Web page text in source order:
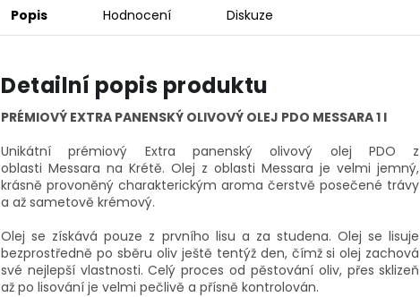
Popis Hodnocení Diskuze
Detailní popis produktu
PRÉMIOVÝ EXTRA PANENSKÝ OLIVOVÝ OLEJ PDO MESSARA 1 l
Unikátní prémiový Extra panenský olivový olej PDO z
oblasti Messara na Krétě. Olej z oblasti Messara je velmi jemný,
krásně provoněný charakterickým aroma čerstvě posečené trávy
a až sametově krémový.
Olej se získává pouze z prvního lisu a za studena. Olej se lisuje
bezprostředně po sběru oliv ještě tentýž den, čímž si olej zachová
své nejlepší vlastnosti. Celý proces od pěstování oliv, přes sklizeň
až po lisování je velmi pečlivě a přísně kontrolován.